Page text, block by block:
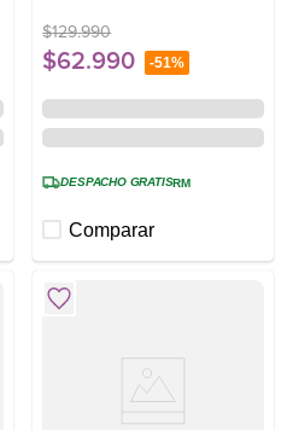
$129.990
$62.990 -51%
DESPACHO GRATISRM
Comparar